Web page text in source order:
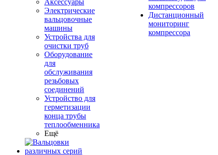
Аксессуары
Электрические
вальцовочные
машины
Устройства для
очистки труб
Оборудование
для
обслуживания
резьбовых
соединений
Устройство для
герметизации
конца трубы
теплообменника
Ещё
компрессоров
Дистанционный
мониторинг
компрессора